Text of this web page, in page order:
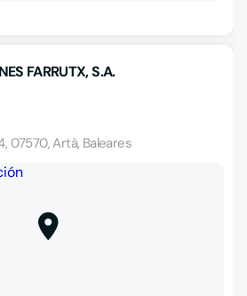
FARRUTX, S.A.
07570, Artà, Baleares